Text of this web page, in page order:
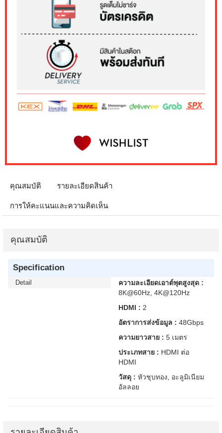
คุณสมบัติ รายละเอียดสินค้า
การให้คะแนนและความคิดเห็น
คุณสมบัติ
Specification
Detail
ความละเอียดเอาต์พุตสูงสุด :
8K@60Hz, 4K@120Hz
HDMI : 2
อัตราการส่งข้อมูล : 48Gbps
ความยาวสาย : 5 เมตร
ประเภทสาย : HDMI ต่อ
HDMI
วัสดุ : หัวชุบทอง, อะลูมิเนียม
อัลลอย